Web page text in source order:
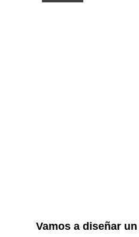
Vamos a diseñar